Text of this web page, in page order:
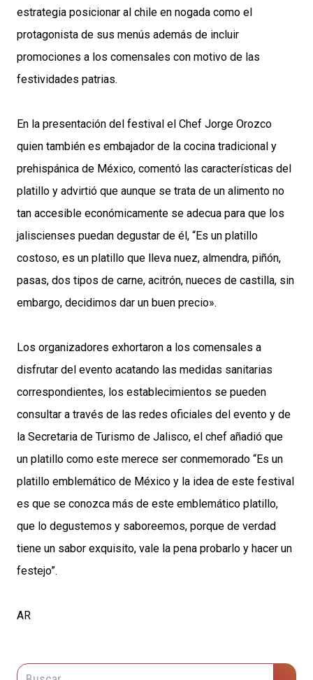
estrategia posicionar al chile en nogada como el
protagonista de sus menús además de incluir
promociones a los comensales con motivo de las
festividades patrias.
En la presentación del festival el Chef Jorge Orozco
quien también es embajador de la cocina tradicional y
prehispánica de México, comentó las características del
platillo y advirtió que aunque se trata de un alimento no
tan accesible económicamente se adecua para que los
jaliscienses puedan degustar de él, “Es un platillo
costoso, es un platillo que lleva nuez, almendra, piñón,
pasas, dos tipos de carne, acitrón, nueces de castilla, sin
embargo, decidimos dar un buen precio».
Los organizadores exhortaron a los comensales a
disfrutar del evento acatando las medidas sanitarias
correspondientes, los establecimientos se pueden
consultar a través de las redes oficiales del evento y de
la Secretaria de Turismo de Jalisco, el chef añadió que
un platillo como este merece ser conmemorado “Es un
platillo emblemático de México y la idea de este festival
es que se conozca más de este emblemático platillo,
que lo degustemos y saboreemos, porque de verdad
tiene un sabor exquisito, vale la pena probarlo y hacer un
festejo”.
AR